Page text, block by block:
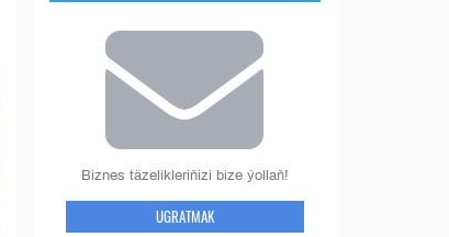
Biznes täzelikleriňizi bize ýollaň!
UGRATMAK